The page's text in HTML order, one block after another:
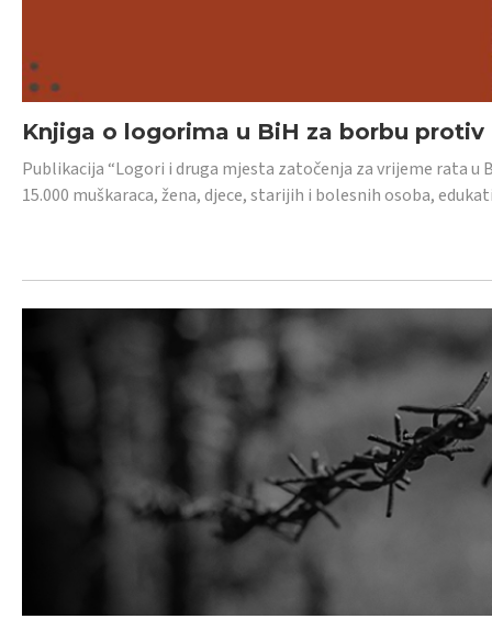
Knjiga o logorima u BiH za borbu
Publikacija “Logori i druga mjesta zatočenja za vrijeme rata u
15.000 muškaraca, žena, djece, starijih i bolesnih osoba,